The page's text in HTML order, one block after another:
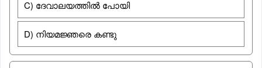
C) ദേവാലയത്തിൽ പോയി
D) നിയമജ്ഞരെ കണ്ടു